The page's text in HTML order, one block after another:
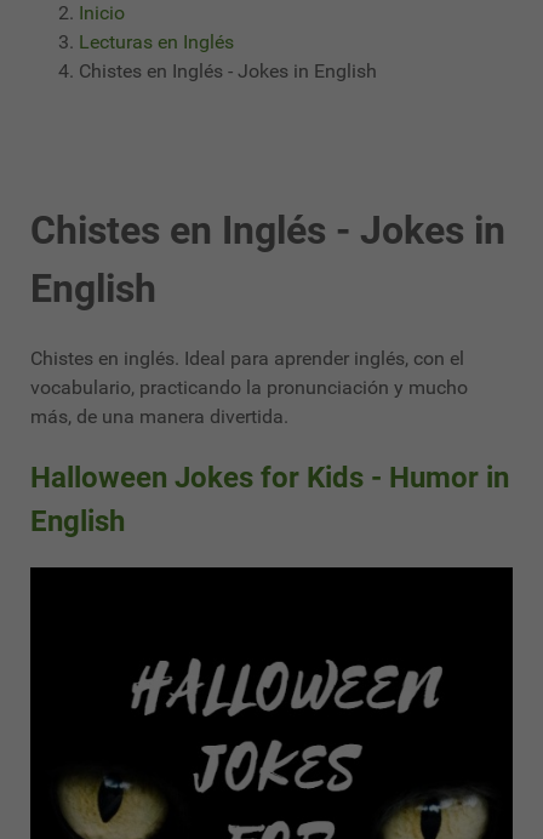
Inicio
Lecturas en Inglés
Chistes en Inglés - Jokes in English
Chistes en Inglés - Jokes in
English
Chistes en inglés. Ideal para aprender inglés, con el
vocabulario, practicando la pronunciación y mucho
más, de una manera divertida.
Halloween Jokes for Kids - Humor in
English